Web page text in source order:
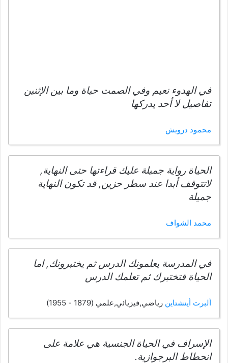
في الهدوء نعيم وفي الصمت حياة وما بين الإثنين
تفاصيل لا أحد يدركها
محمود درويش
الحياة رواية جميلة عليك قراءتها حتى النهاية,
لاتتوقف أبدا عند سطر حزين, قد تكون النهاية
جميلة
محمد الشواف
في المدرسة يعلمونك الدرس ثم يختبرونك, اما
الحياة فتختبرك ثم تعلمك الدرس
ألبرت أينشتاين رياضي,فيزيائي,علمي (1879 - 1955)
الإسراف في الحياة الجنسية هي علامة على
انحطاط البرجوازية.